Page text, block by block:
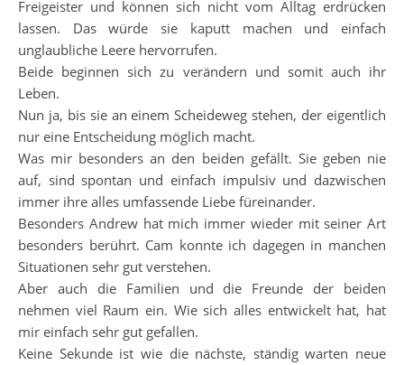
Freigeister und können sich nicht vom Alltag erdrücken
lassen. Das würde sie kaputt machen und einfach
unglaubliche Leere hervorrufen.
Beide beginnen sich zu verändern und somit auch ihr
Leben.
Nun ja, bis sie an einem Scheideweg stehen, der eigentlich
nur eine Entscheidung möglich macht.
Was mir besonders an den beiden gefällt. Sie geben nie
auf, sind spontan und einfach impulsiv und dazwischen
immer ihre alles umfassende Liebe füreinander.
Besonders Andrew hat mich immer wieder mit seiner Art
besonders berührt. Cam konnte ich dagegen in manchen
Situationen sehr gut verstehen.
Aber auch die Familien und die Freunde der beiden
nehmen viel Raum ein. Wie sich alles entwickelt hat, hat
mir einfach sehr gut gefallen.
Keine Sekunde ist wie die nächste, ständig warten neue